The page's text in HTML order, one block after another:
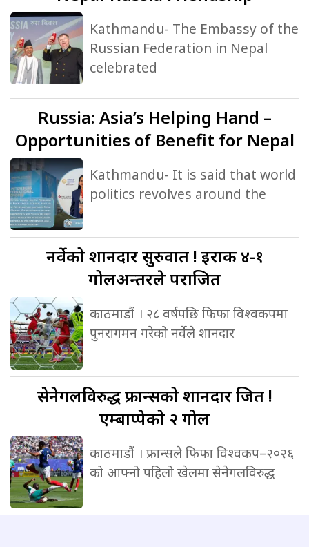
Kathmandu- The Embassy of the
Russian Federation in Nepal
celebrated
Russia: Asia’s Helping Hand –
Opportunities of Benefit for Nepal
Kathmandu- It is said that world
politics revolves around the
नर्वेकोशानदार सुरुवात ! इराक ४-१
गोलअन्तरले पराजित
काठमाडौं । २८ वर्षपछि फिफा विश्वकपमा
पुनरागमन गरेको नर्वेले शानदार
सेनेगलविरुद्धफ्रान्सको शानदार जित !
एम्बाप्पेको २ गोल
काठमाडौं । फ्रान्सले फिफा विश्वकप–२०२६
को आफ्नो पहिलो खेलमा सेनेगलविरुद्ध